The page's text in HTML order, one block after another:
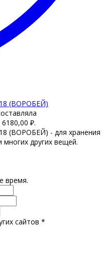
(ВОРОБЕЙ)
₽.
(ВОРОБЕЙ) - для хранения
других вещей.
время.
сайтов *